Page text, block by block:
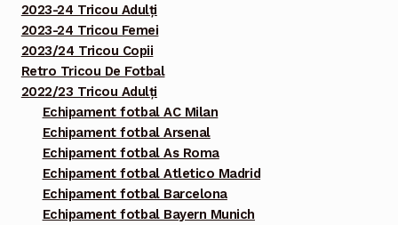
2023-24 Tricou Adulți
2023-24 Tricou Femei
2023/24 Tricou Copii
Retro Tricou De Fotbal
2022/23 Tricou Adulți
Echipament fotbal AC Milan
Echipament fotbal Arsenal
Echipament fotbal As Roma
Echipament fotbal Atletico Madrid
Echipament fotbal Barcelona
Echipament fotbal Bayern Munich